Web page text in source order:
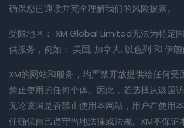
确保您已通读并完全理解我们的风险披露。
受限地区： XM Global Limited无法为特定
供服务，例如： 美国, 加拿大, 以色列 和 伊朗
XM的网站和服务，均严禁开放提供给任何
禁止使用的任何个体。因此，若选择从该国
无论该国是否禁止使用本网站，用户在使用
任确保自己遵守当地法律或法规。XM不保证